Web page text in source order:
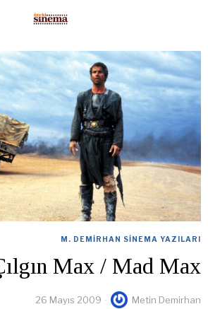
M. DEMIRHAN SINEMA YAZILARI
Max / Mad Max
26 Mayıs 2009 Metin Demirhan